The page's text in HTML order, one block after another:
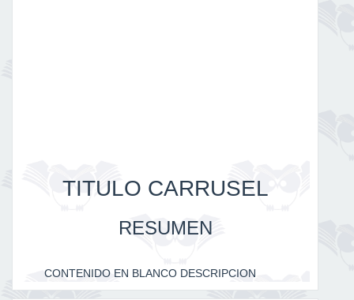
TITULO CARRUSEL
RESUMEN
CONTENIDO EN BLANCO DESCRIPCION